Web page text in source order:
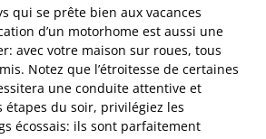
qui se prête bien aux vacances
d’un motorhome est aussi une
avec votre maison sur roues, tous
Notez que l’étroitesse de certaines
une conduite attentive et
étapes du soir, privilégiez les
écossais: ils sont parfaitement